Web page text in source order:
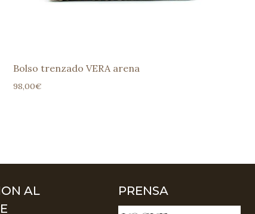
Bolso trenzado VERA arena
98,00€
AL
PRENSA